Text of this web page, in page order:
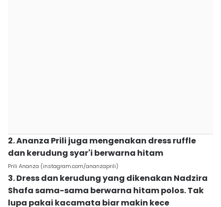
2. Ananza Prili juga mengenakan dress ruffle
dan kerudung syar'i berwarna hitam
Prili Ananza (instagram.com/ananzaprili)
3. Dress dan kerudung yang dikenakan Nadzira
Shafa sama-sama berwarna hitam polos. Tak
lupa pakai kacamata biar makin kece